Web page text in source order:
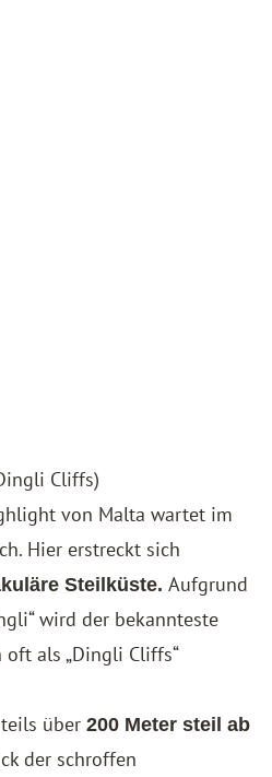
Cliffs)
von Malta wartet im
Hier erstreckt sich
Steilküste. Aufgrund
wird der bekannteste
als „Dingli Cliffs“
über 200 Meter steil ab
der schroffen